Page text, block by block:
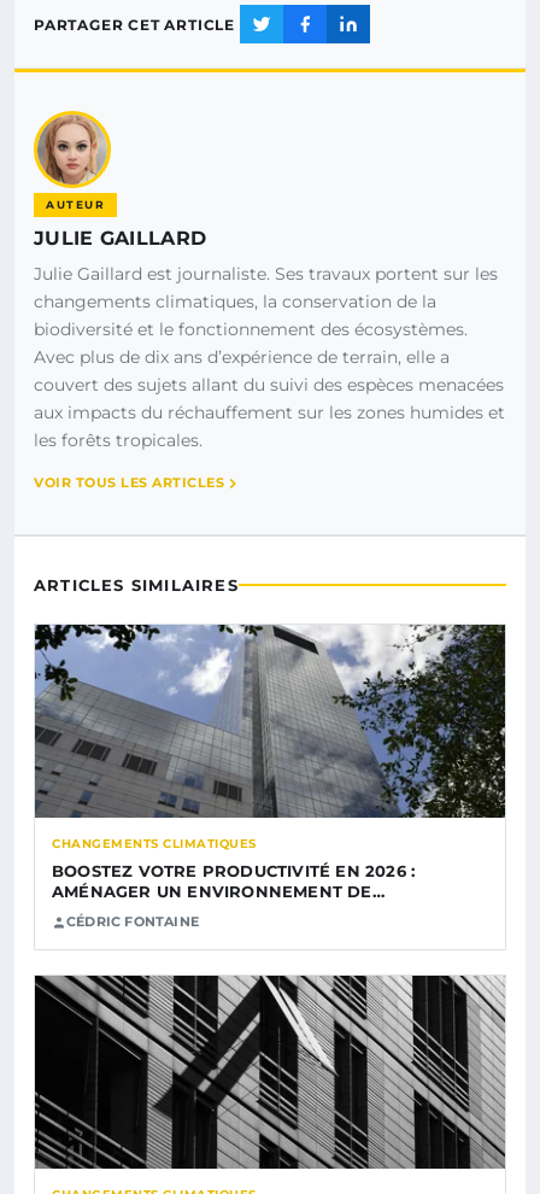
PARTAGER CET ARTICLE
AUTEUR
JULIE GAILLARD
Julie Gaillard est journaliste. Ses travaux portent sur les
changements climatiques, la conservation de la
biodiversité et le fonctionnement des écosystèmes.
Avec plus de dix ans d’expérience de terrain, elle a
couvert des sujets allant du suivi des espèces menacées
aux impacts du réchauffement sur les zones humides et
les forêts tropicales.
VOIR TOUS LES ARTICLES
ARTICLES SIMILAIRES
CHANGEMENTS CLIMATIQUES
BOOSTEZ VOTRE PRODUCTIVITÉ EN 2026 :
AMÉNAGER UN ENVIRONNEMENT DE…
CÉDRIC FONTAINE